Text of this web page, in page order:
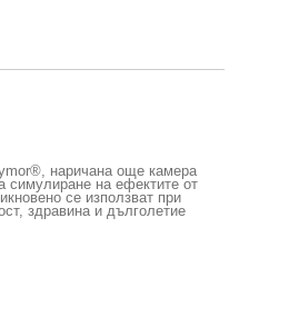
наричана още камера
симулиране на ефектите от
се използват при
здравина и дълголетие